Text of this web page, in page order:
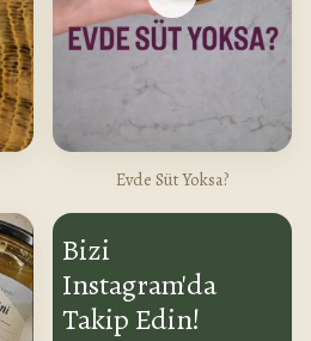
Evde Süt Yoksa?
Bizi
Instagram'da
Takip Edin!